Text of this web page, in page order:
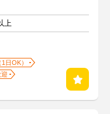
上
日OK）